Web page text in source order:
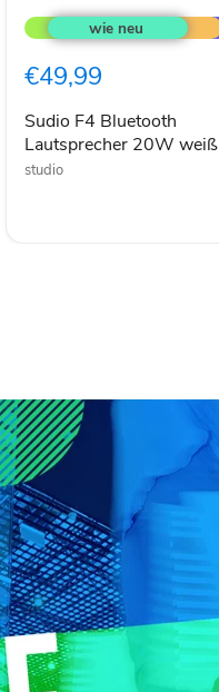
F4
Bluetooth
20W
€49,99
Sudio F4 Bluetooth
Lautsprecher 20W weiß
studio